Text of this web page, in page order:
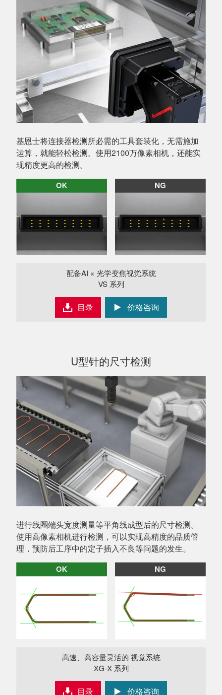
基恩士将连接器检测所必需的工具套装化，无需施加
运算，就能轻松检测。使用2100万像素相机，还能实
现精度更高的检测。
OK NG
配备AI × 光学变焦视觉系统
VS 系列
目录 价格咨询
U型针的尺寸检测
进行线圈端头宽度测量等平角线成型后的尺寸检测。
使用高像素相机进行检测，可以实现高精度的品质管
理，预防后工序中的定子插入不良等问题的发生。
OK NG
高速、高容量灵活的 视觉系统
XG-X 系列
目录 价格咨询